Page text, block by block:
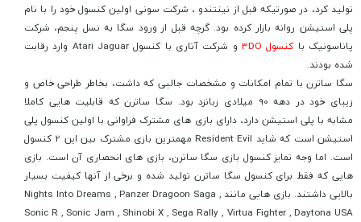
تولید کرد، در صورتیکه قبل از نینتندو ، شرکت سونی اولین کنسول خود را با نام
پلی استیشن روانه بازار کرده بود. گرچه قبل از ورود سگا به نسل پنجم، شرکت
پاناسونیک باکنسول 3DO
و شرکت آتاری با کنسول Atari Jaguar وارد رقابت
شده بودند.
سگا ساترن با تمام امکانات و مشخصات جالبی که داشت، بخاطر طراحی خاص و
زیبای خود در دهه 90 میلادی زبانزد بود. سگا ساترن که قابلیت هایی کاملا
مشابه با پلی استیشن دارد، دارای بازی های مشترک فراوانی با اولین کنسول پلی
استیشن است که شاید Resident Evil مهمترین بازی مشترک بین این 2 کنسول
است. اما وجه تمایز کنسول بازی سگا ساترن، بازی های انحصاری آن است. بازی
هایی که فقط برای کنسول سگا ساترن تولید شده و برخی از آنها کیفیت بسیار
بالایی داشتند. بازی هایی مانند Nights Into Dreams , Panzer Dragoon Saga ,
Sonic R , Sonic Jam , Shinobi X , Sega Rally , Virtua Fighter , Daytona USA